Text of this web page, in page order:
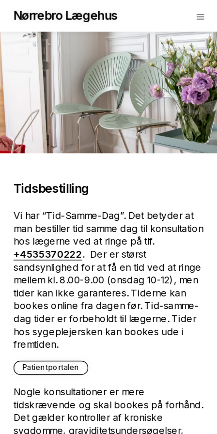
Patientportalen
Tidsbestilling
Vi har “Tid-Samme-Dag”. Det betyder at
man bestiller tid samme dag til konsultation
hos lægerne ved at ringe på tlf.
+4535370222. Der er størst
sandsynlighed for at få en tid ved at ringe
mellem kl. 8.00-9.00 (onsdag 10-12), men
tider kan ikke garanteres. Tiderne kan
bookes online fra dagen før. Tid-samme-
dag tider er forbeholdt til lægerne. Tider
hos sygeplejersken kan bookes ude i
fremtiden.
Nogle konsultationer er mere
tidskrævende og skal bookes på forhånd.
Det gælder kontroller af kroniske
sygdomme, graviditetsundersøgelser,
Nørrebro Lægehus